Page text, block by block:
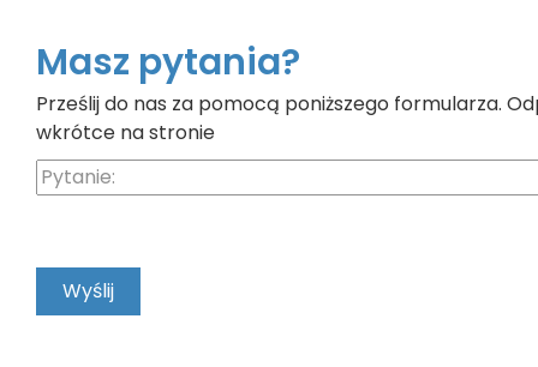
Masz pytania?
Prześlij do nas za pomocą poniższego formularza.
wkrótce na stronie